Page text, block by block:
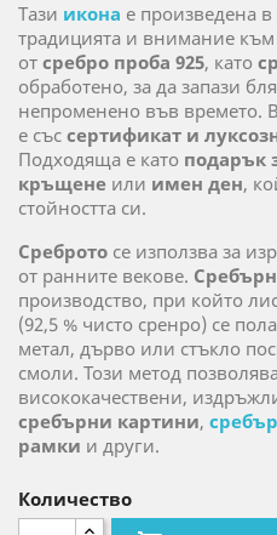
Тази икона е произведена в
традицията и внимание към
от сребро проба 925, като
обработено, за да запази
непроменено във времето.
е със сертификат и
Подходяща е като подарък
кръщене или имен ден,
стойността си.
Среброто се използва за
от ранните векове.
производство, при който
(92,5 % чисто сренро) се
метал, дърво или стъкло
смоли. Този метод
висококачествени,
сребърни картини,
рамки и други.
Количество